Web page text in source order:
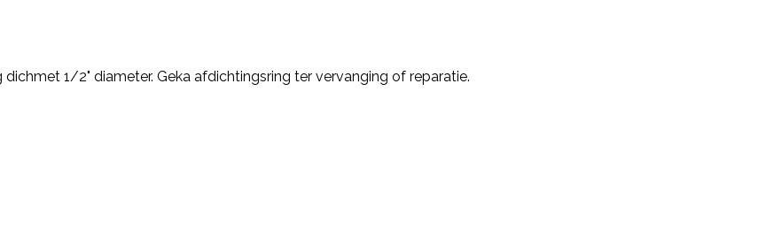
1/2" diameter. Geka afdichtingsring ter vervanging of reparatie.